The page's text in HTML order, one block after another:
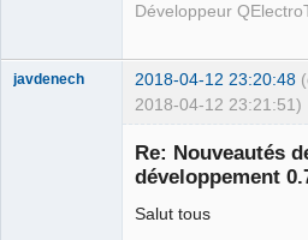
Développeur
javdenech 2018-04-12 23:20:48
2018-04-12 23:21:51)
Re: Nouveautés
développement
Salut tous